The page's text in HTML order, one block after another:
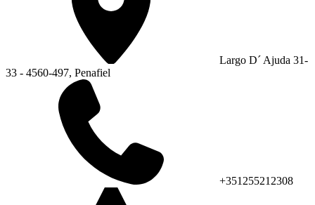
Largo D´ Ajuda 31-
33 - 4560-497, Penafiel
+351255212308